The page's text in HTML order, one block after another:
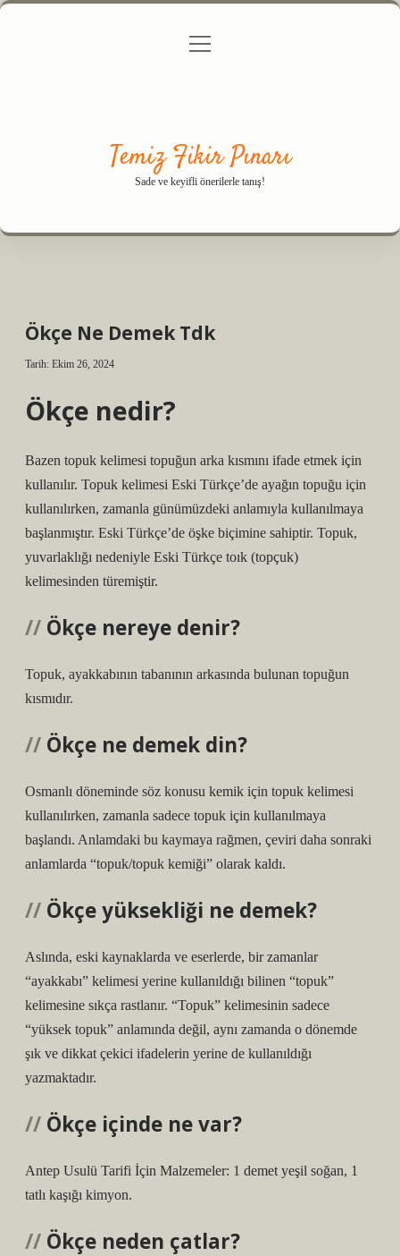
Gizlilik Politikası
menüyü
Temiz Fikir Pınarı
Sade ve keyifli önerilerle tanış!
Ökçe Ne Demek Tdk
Tarih: Ekim 26, 2024
Ökçe nedir?
Bazen topuk kelimesi topuğun arka kısmını ifade etmek için
kullanılır. Topuk kelimesi Eski Türkçe’de ayağın topuğu için
kullanılırken, zamanla günümüzdeki anlamıyla kullanılmaya
başlanmıştır. Eski Türkçe’de öşke biçimine sahiptir. Topuk,
yuvarlaklığı nedeniyle Eski Türkçe toık (topçuk)
kelimesinden türemiştir.
Ökçe nereye denir?
Topuk, ayakkabının tabanının arkasında bulunan topuğun
kısmıdır.
Ökçe ne demek din?
Osmanlı döneminde söz konusu kemik için topuk kelimesi
kullanılırken, zamanla sadece topuk için kullanılmaya
başlandı. Anlamdaki bu kaymaya rağmen, çeviri daha sonraki
anlamlarda “topuk/topuk kemiği” olarak kaldı.
Ökçe yüksekliği ne demek?
Aslında, eski kaynaklarda ve eserlerde, bir zamanlar
“ayakkabı” kelimesi yerine kullanıldığı bilinen “topuk”
kelimesine sıkça rastlanır. “Topuk” kelimesinin sadece
“yüksek topuk” anlamında değil, aynı zamanda o dönemde
şık ve dikkat çekici ifadelerin yerine de kullanıldığı
yazmaktadır.
Ökçe içinde ne var?
Antep Usulü Tarifi İçin Malzemeler: 1 demet yeşil soğan, 1
tatlı kaşığı kimyon.
Ökçe neden çatlar?